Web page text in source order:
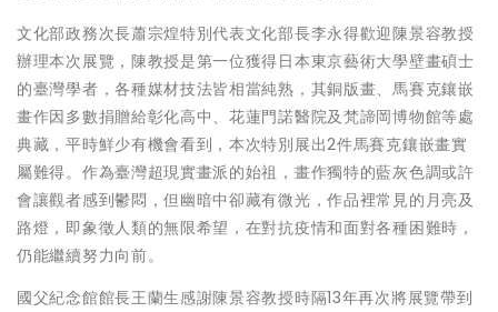
文化部政務次長蕭宗煌特別代表文化部長李永得歡迎陳景容教授
辦理本次展覽，陳教授是第一位獲得日本東京藝術大學壁畫碩士
的臺灣學者，各種媒材技法皆相當純熟，其銅版畫、馬賽克鑲嵌
畫作因多數捐贈給彰化高中、花蓮門諾醫院及梵諦岡博物館等處
典藏，平時鮮少有機會看到，本次特別展出2件馬賽克鑲嵌畫實
屬難得。作為臺灣超現實畫派的始祖，畫作獨特的藍灰色調或許
會讓觀者感到鬱悶，但幽暗中卻藏有微光，作品裡常見的月亮及
路燈，即象徵人類的無限希望，在對抗疫情和面對各種困難時，
仍能繼續努力向前。
國父紀念館館長王蘭生感謝陳景容教授時隔13年再次將展覽帶到